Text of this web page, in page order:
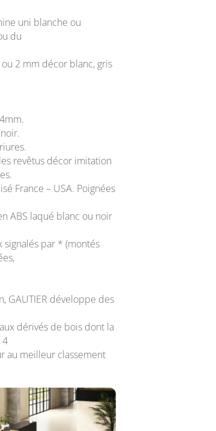
uni blanche ou
du
2 mm décor blanc, gris
revêtus décor imitation
France – USA. Poignées
ABS laqué blanc ou noir
signalés par * (montés
GAUTIER développe des
dérivés de bois dont la
4
au meilleur classement